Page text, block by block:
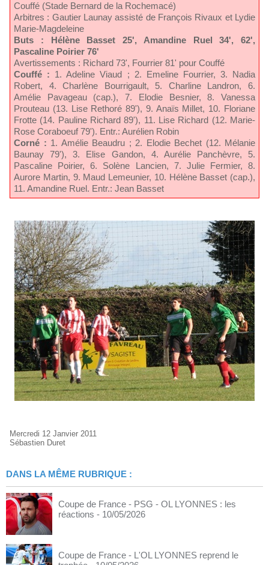
Couffé (Stade Bernard de la Rochemacé)
Arbitres : Gautier Launay assisté de François Rivaux et Lydie
Marie-Magdeleine
Buts : Hélène Basset 25', Amandine Ruel 34', 62',
Pascaline Poirier 76'
Avertissements : Richard 73', Fourrier 81' pour Couffé
Couffé : 1. Adeline Viaud ; 2. Emeline Fourrier, 3. Nadia
Robert, 4. Charlène Bourrigault, 5. Charline Landron, 6.
Amélie Pavageau (cap.), 7. Elodie Besnier, 8. Vanessa
Prouteau (13. Lise Rethoré 89'), 9. Anaïs Millet, 10. Floriane
Frotte (14. Pauline Richard 89'), 11. Lise Richard (12. Marie-
Rose Coraboeuf 79'). Entr.: Aurélien Robin
Corné : 1. Amélie Beaudru ; 2. Elodie Bechet (12. Mélanie
Baunay 79'), 3. Elise Gandon, 4. Aurélie Panchèvre, 5.
Pascaline Poirier, 6. Solène Lancien, 7. Julie Fermier, 8.
Aurore Martin, 9. Maud Lemeunier, 10. Hélène Basset (cap.),
11. Amandine Ruel. Entr.: Jean Basset
Mercredi 12 Janvier 2011
Sébastien Duret
DANS LA MÊME RUBRIQUE :
Coupe de France - PSG - OL LYONNES : les
réactions - 10/05/2026
Coupe de France - L'OL LYONNES reprend le